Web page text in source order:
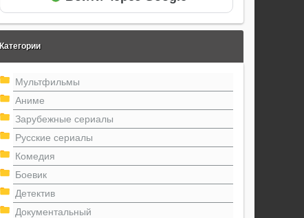
Категории
Мультфильмы
Аниме
Зарубежные сериалы
Русские сериалы
Комедия
Боевик
Детектив
Документальный